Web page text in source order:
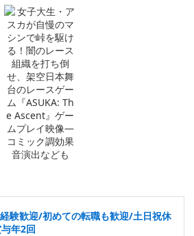
験歓迎/初めての転職も歓迎/土日祝休
年2回